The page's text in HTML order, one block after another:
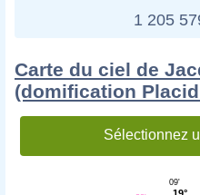
1 205
Carte du ciel de
(domification
Sélectionnez
09'